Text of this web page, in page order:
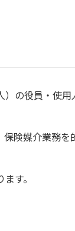
の役員・使
険媒介業務
す。